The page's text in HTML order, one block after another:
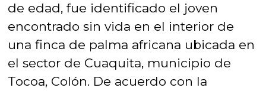
de edad, fue identificado el joven
encontrado sin vida en el interior de
una finca de palma africana ubicada en
el sector de Cuaquita, municipio de
Tocoa, Colón. De acuerdo con la